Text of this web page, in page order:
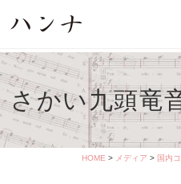
さかい九頭竜
HOME > メディア > 国内